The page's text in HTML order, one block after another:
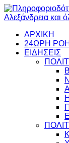
ΑΡΧΙΚΗ
24ΩΡΗ ΡΟΗ
ΕΙΔΗΣΕΙΣ